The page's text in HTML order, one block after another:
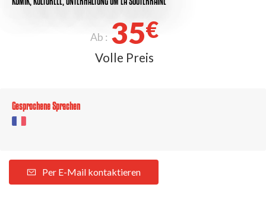
Ab : 35€
Volle Preis
Gesprochene Sprachen
Per E-Mail kontaktieren